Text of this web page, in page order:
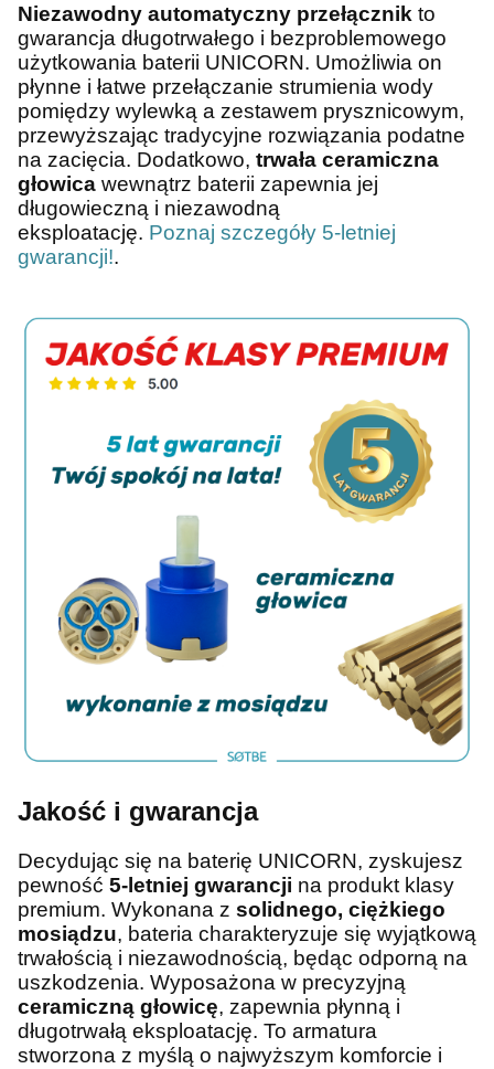
Niezawodny automatyczny przełącznik to
gwarancja długotrwałego i bezproblemowego
użytkowania baterii UNICORN. Umożliwia on
płynne i łatwe przełączanie strumienia wody
pomiędzy wylewką a zestawem prysznicowym,
przewyższając tradycyjne rozwiązania podatne
na zacięcia. Dodatkowo, trwała ceramiczna
głowica wewnątrz baterii zapewnia jej
długowieczną i niezawodną
eksploatację. Poznaj szczegóły 5-letniej
gwarancji!.
Jakość i gwarancja
Decydując się na baterię UNICORN, zyskujesz
pewność 5-letniej gwarancji na produkt klasy
premium. Wykonana z solidnego, ciężkiego
mosiądzu, bateria charakteryzuje się wyjątkową
trwałością i niezawodnością, będąc odporną na
uszkodzenia. Wyposażona w precyzyjną
ceramiczną głowicę, zapewnia płynną i
długotrwałą eksploatację. To armatura
stworzona z myślą o najwyższym komforcie i